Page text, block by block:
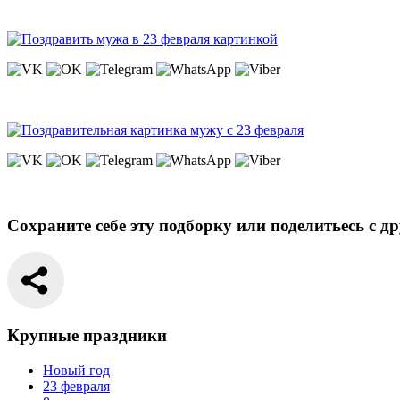
Сохраните себе эту подборку или поделитьесь с
Крупные праздники
Новый год
23 февраля